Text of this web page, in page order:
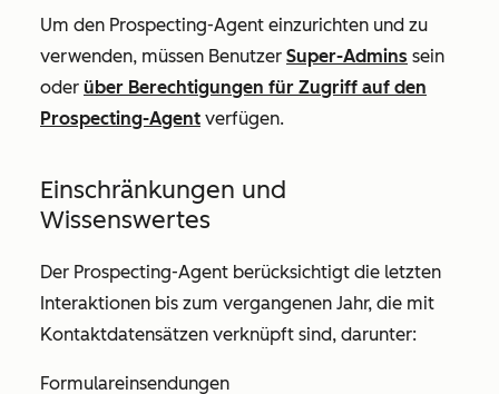
Um den Prospecting-Agent einzurichten und zu
verwenden, müssen Benutzer Super-Admins sein
oder über Berechtigungen für Zugriff auf den
Prospecting-Agent verfügen.
Einschränkungen und
Wissenswertes
Der Prospecting-Agent berücksichtigt die letzten
Interaktionen bis zum vergangenen Jahr, die mit
Kontaktdatensätzen verknüpft sind, darunter:
Formulareinsendungen